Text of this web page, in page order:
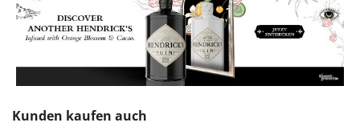
Produktgalerie überspringen
Kunden kaufen auch